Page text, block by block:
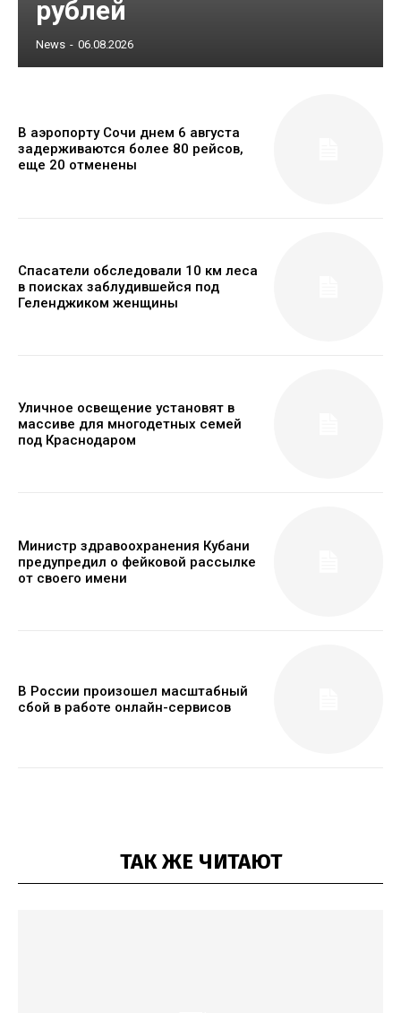
рублей
News - 06.08.2026
В аэропорту Сочи днем 6 августа
задерживаются более 80 рейсов,
еще 20 отменены
Спасатели обследовали 10 км леса
в поисках заблудившейся под
Геленджиком женщины
Уличное освещение установят в
массиве для многодетных семей
под Краснодаром
Министр здравоохранения Кубани
предупредил о фейковой рассылке
от своего имени
В России произошел масштабный
сбой в работе онлайн-сервисов
ТАК ЖЕ ЧИТАЮТ